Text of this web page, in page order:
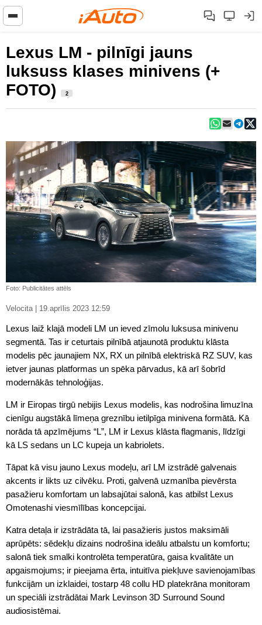
Lexus LM - pilnīgi jauns
luksuss klases minivens (+
FOTO)
2
Foto: Publicitātes attēls
Velocita | 19.aprīlis 2023 12:59
Lexus laiž klajā modeli LM un ieved zīmolu luksusa minivenu
segmentā. Tas ir ceturtais pilnībā atjaunotā produktu klāsta
modelis pēc jaunajiem NX, RX un pilnībā elektriskā RZ SUV, kas
ietver jaunas platformas un spēka pārvadus, kā arī šobrīd
modernākās tehnoloģijas.
LM ir Eiropas tirgū nebijis Lexus modelis, kas nodrošina limuzīna
cienīgu augstākā līmeņa greznību ietilpīga minivena formātā. Kā
norāda tā apzīmējums “L”, LM ir Lexus klāsta flagmanis, līdzīgi
kā LS sedans un LC kupeja un kabriolets.
Tāpat kā visu jauno Lexus modeļu, arī LM izstrādē galvenais
akcents ir likts uz cilvēku. Proti, galvenā uzmanība pievērsta
pasažieru komfortam un labsajūtai salonā, kas atbilst Lexus
Omotenashi viesmīlības koncepcijai.
Katra detaļa ir izstrādāta tā, lai pasažieris justos maksimāli
aprūpēts: sēdekļu dizains nodrošina ideālu atbalstu un komfortu;
salonā tiek smalki kontrolēta temperatūra, gaisa kvalitāte un
apgaismojums; ir pieejama ērta, intuitīva piekļuve savienojamības
funkcijām un izklaidei, tostarp 48 collu HD platekrāna monitoram
un speciāli izstrādātai Mark Levinson 3D Surround Sound
audiosistēmai.